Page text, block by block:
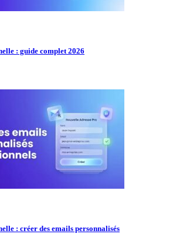
: guide complet 2026
: créer des emails personnalisés